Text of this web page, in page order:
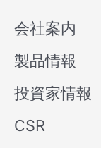
会社案内
製品情報
投資家情報
CSR